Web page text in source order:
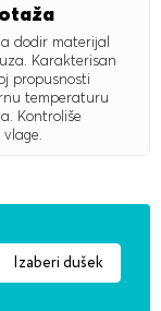
dodir materijal
Karakterisan
propusnosti
temperaturu
Kontroliše
Izaberi dušek